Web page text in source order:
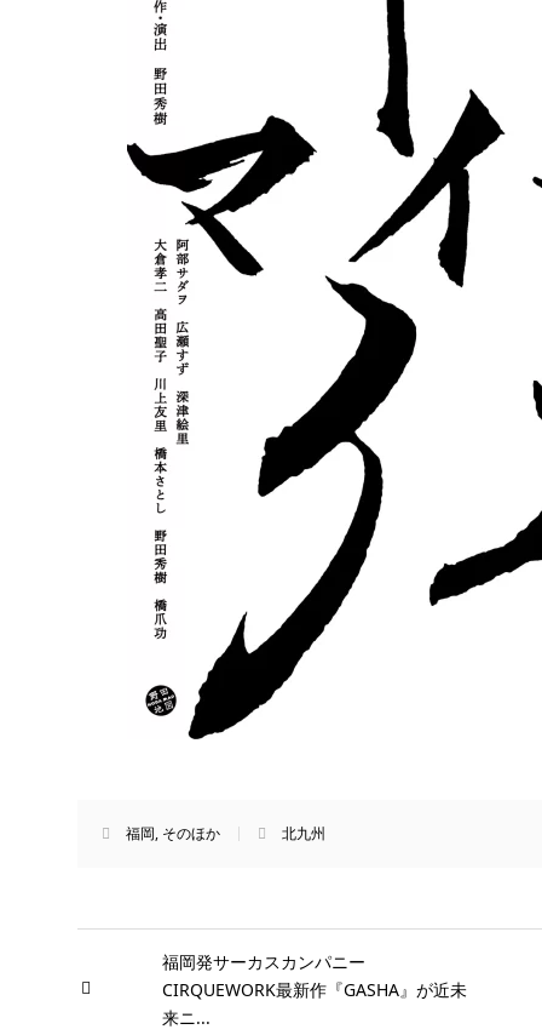
福岡, そのほか 北九州
福岡発サーカスカンパニー
CIRQUEWORK最新作『GASHA』が近未
来ニ...